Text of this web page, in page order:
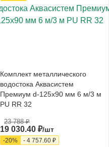
Комплект металлического
водостока Аквасистем
Премиум d-125x90 мм 6 м/3 м
PU RR 32
19 030.40 ₽/шт
23 788₽
-20% - 4 757.60 ₽